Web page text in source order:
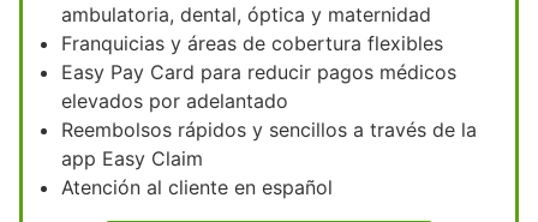
ambulatoria, dental, óptica y maternidad
Franquicias y áreas de cobertura flexibles
Easy Pay Card para reducir pagos médicos
elevados por adelantado
Reembolsos rápidos y sencillos a través de la
app Easy Claim
Atención al cliente en español